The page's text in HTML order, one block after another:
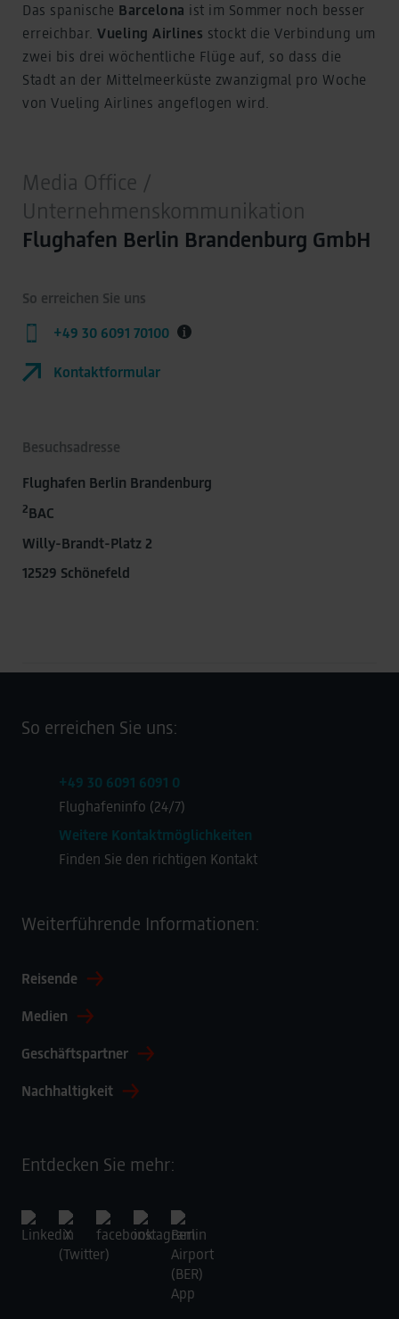
Das spanische Barcelona ist im Sommer noch besser
erreichbar. Vueling Airlines stockt die Verbindung um
zwei bis drei wöchentliche Flüge auf, so dass die
Stadt an der Mittelmeerküste zwanzigmal pro Woche
von Vueling Airlines angeflogen wird.
Media Office /
Unternehmenskommunikation
Flughafen Berlin Brandenburg GmbH
So erreichen Sie uns
+49 30 6091 70100
Kontaktformular
Besuchsadresse
Flughafen Berlin Brandenburg
2BAC
Willy-Brandt-Platz 2
12529 Schönefeld
So erreichen Sie uns:
+49 30 6091 6091 0
Flughafeninfo (24/7)
Weitere Kontaktmöglichkeiten
Finden Sie den richtigen Kontakt
Weiterführende Informationen:
Reisende
Medien
Geschäftspartner
Nachhaltigkeit
Entdecken Sie mehr: